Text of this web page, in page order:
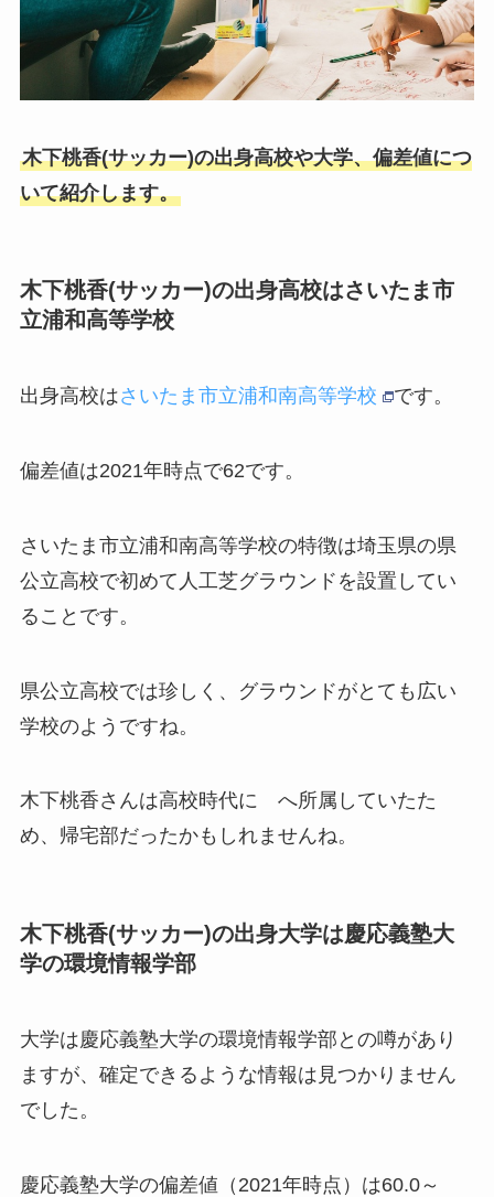
木下桃香(サッカー)の出身高校や大学、偏差値につ
いて紹介します。
木下桃香(サッカー)の出身高校はさいたま市
立浦和高等学校
出身高校はさいたま市立浦和南高等学校 です。
偏差値は2021年時点で62です。
さいたま市立浦和南高等学校の特徴は埼玉県の県
公立高校で初めて人工芝グラウンドを設置してい
ることです。
県公立高校では珍しく、グラウンドがとても広い
学校のようですね。
木下桃香さんは高校時代に へ所属していたた
め、帰宅部だったかもしれませんね。
木下桃香(サッカー)の出身大学は慶応義塾大
学の環境情報学部
大学は慶応義塾大学の環境情報学部との噂があり
ますが、確定できるような情報は見つかりません
でした。
慶応義塾大学の偏差値（2021年時点）は60.0～